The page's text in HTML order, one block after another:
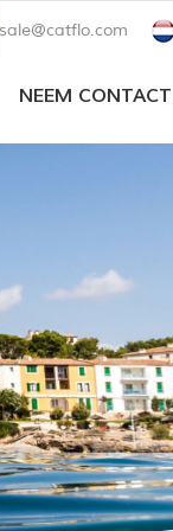
sale@catflo.com
NEEM